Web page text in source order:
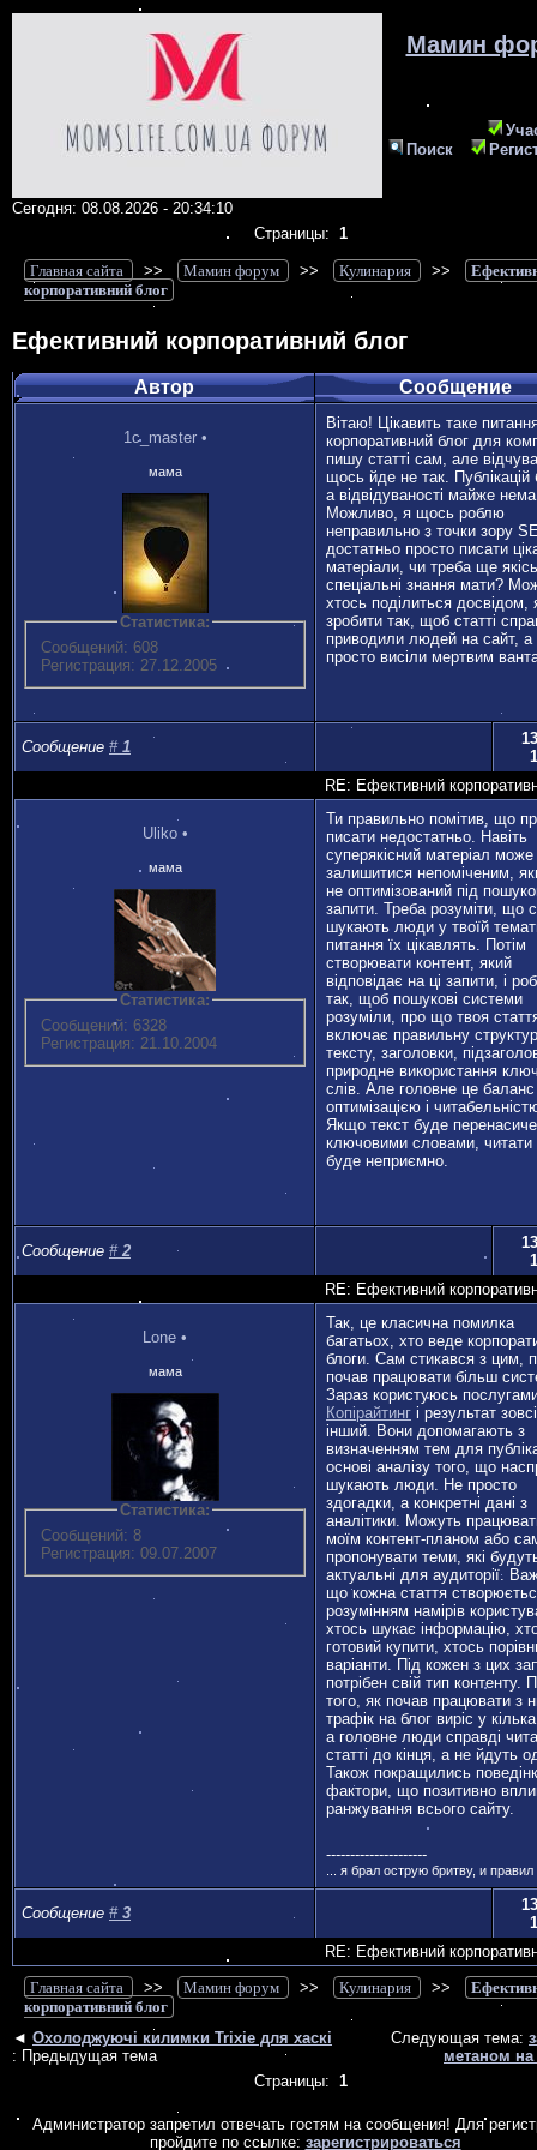
Мамин
Поиск
Сегодня: 08.08.2026 - 20:34:10
Страницы: 1
Главная сайта >> Мамин форум >> Кулинария >>
корпоративний блог
Ефективний корпоративний блог
Автор Сообщение
1c_master •
мама
Статистика:
Сообщений: 608
Регистрация: 27.12.2005
Вітаю! Цікавить таке
корпоративний блог для
пишу статті сам, але
щось йде не так. Публікацій
а відвідуваності майже
Можливо, я щось роблю
неправильно з точки зору
достатньо просто писати
матеріали, чи треба ще якісь
спеціальні знання мати?
хтось поділиться досвідом,
зробити так, щоб статті
приводили людей на сайт, а
просто висіли мертвим
Сообщение # 1
RE: Ефективний
Uliko •
мама
Статистика:
Сообщений: 6328
Регистрация: 21.10.2004
Ти правильно помітив, що
писати недостатньо. Навіть
суперякісний матеріал може
залишитися непоміченим,
не оптимізований під
запити. Треба розуміти, що
шукають люди у твоїй
питання їх цікавлять. Потім
створювати контент, який
відповідає на ці запити, і
так, щоб пошукові системи
розуміли, про що твоя
включає правильну
тексту, заголовки,
природне використання
слів. Але головне це
оптимізацією і
Якщо текст буде
ключовими словами, читати
буде неприємно.
Сообщение # 2
RE: Ефективний
Lone •
мама
Статистика:
Сообщений: 8
Регистрация: 09.07.2007
Так, це класична помилка
багатьох, хто веде
блоги. Сам стикався з цим,
почав працювати більш
Зараз користуюсь
Копірайтинг і результат
інший. Вони допомагають з
визначенням тем для
основі аналізу того, що
шукають люди. Не просто
здогадки, а конкретні дані з
аналітики. Можуть
моїм контент-планом або
пропонувати теми, які
актуальні для аудиторії.
що кожна стаття
розумінням намірів
хтось шукає інформацію,
готовий купити, хтось
варіанти. Під кожен з цих
потрібен свій тип контенту.
того, як почав працювати з
трафік на блог виріс у
а головне люди справді
статті до кінця, а не йдуть
Також покращились
фактори, що позитивно
ранжування всього сайту.
---------------------
... я брал острую бритву, и
Сообщение # 3
RE: Ефективний
Главная сайта
>> Мамин форум >> Кулинария >>
корпоративний блог
◄ Охолоджуючі килимки Trixie для хаскі
: Предыдущая тема
Следующая тема:
метаном
Страницы: 1
Администратор запретил отвечать гостям на сообщения! Для
пройдите по ссылке: зарегистрироваться